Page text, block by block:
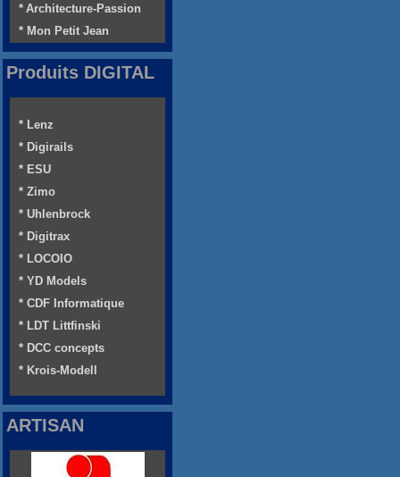
* Architecture-Passion
* Mon Petit Jean
Produits DIGITAL
* Lenz
* Digirails
* ESU
* Zimo
* Uhlenbrock
* Digitrax
* LOCOIO
* YD Models
* CDF Informatique
* LDT Littfinski
* DCC concepts
* Krois-Modell
ARTISAN